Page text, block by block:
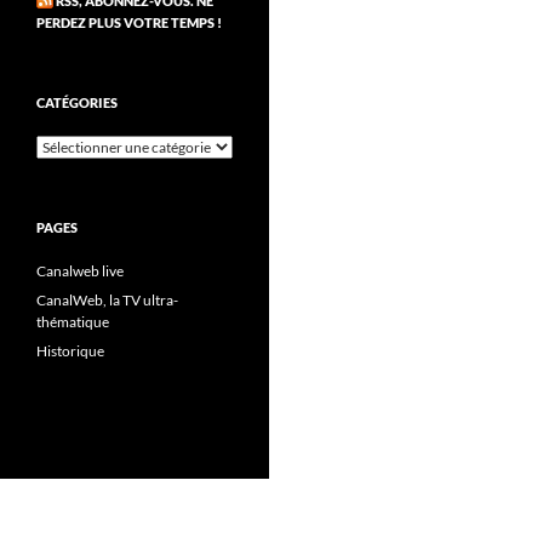
PERDEZ PLUS VOTRE TEMPS !
CATÉGORIES
Catégories
PAGES
Canalweb live
CanalWeb, la TV ultra-
thématique
Historique